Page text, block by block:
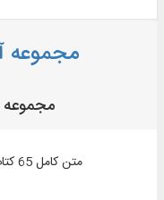
مجموعه
مجموعه
متن کامل 65 کتاب در 31 مجلد از آثار آیت الله طالقانی (ره)